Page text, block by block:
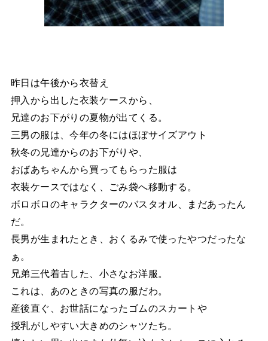
昨日は午後から衣替え
押入から出した衣装ケースから、
兄達のお下がりの夏物が出てくる。
三男の服は、今年の冬にはほぼサイズアウト
秋冬の兄達からのお下がりや、
おばあちゃんから買ってもらった服は
衣装ケースではなく、ごみ袋へ移動する。
ボロボロのキャラクターのバスタオル、まだあったん
だ。
長男が生まれたとき、おくるみで使ったやつだったな
ぁ。
兄弟三代着古した、小さなお洋服。
これは、あのときの写真の服だわ。
産後直ぐ、お世話になったゴムのスカートや
授乳がしやすい大きめのシャツたち。